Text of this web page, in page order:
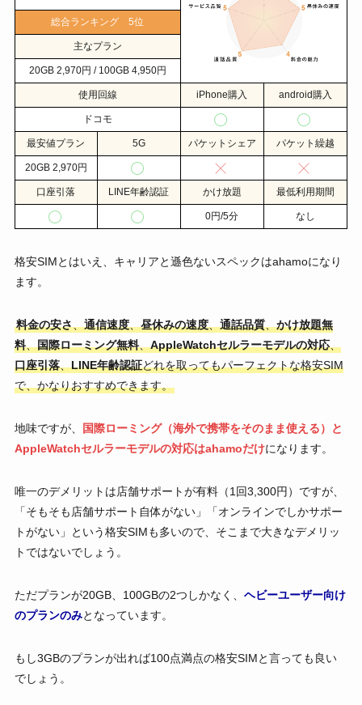
総合ランキング 5位
主なプラン
20GB 2,970円 / 100GB 4,950円
使用回線 iPhone購入 android購入
ドコモ
最安値プラン 5G パケットシェア パケット繰越
20GB 2,970円
口座引落 LINE年齢認証 かけ放題 最低利用期間
0円/5分 なし
格安SIMとはいえ、キャリアと遜色ないスペックはahamoになり
ます。
料金の安さ、通信速度、昼休みの速度、通話品質、かけ放題無
料、国際ローミング無料、AppleWatchセルラーモデルの対応、
口座引落、LINE年齢認証どれを取ってもパーフェクトな格安SIM
で、かなりおすすめできます。
地味ですが、
国際ローミング（海外で携帯をそのまま使える）と
AppleWatchセルラーモデルの対応はahamoだけになります。
唯一のデメリットは店舗サポートが有料（1回3,300円）ですが、
「そもそも店舗サポート自体がない」「オンラインでしかサポー
トがない」という格安SIMも多いので、そこまで大きなデメリッ
トではないでしょう。
ただプランが20GB、100GBの2つしかなく、 ヘビーユーザー向け
のプランのみとなっています。
もし3GBのプランが出れば100点満点の格安SIMと言っても良い
でしょう。